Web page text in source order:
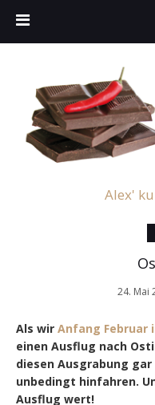
Alex'
24. Mai
Als wir Anfang Februar
einen Ausflug nach
diesen Ausgrabung
unbedingt hinfahren.
Ausflug wert!